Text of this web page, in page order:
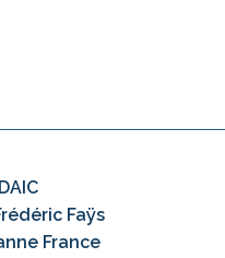
Faÿs
France